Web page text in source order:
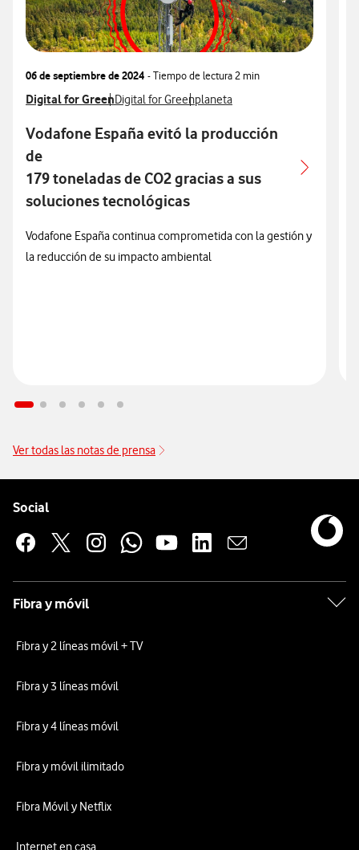
06 de septiembre de 2024 - Tiempo de lectura2 min
Ver más notas de prensa relacionados con
Digital for GreenVer más notas de prensa relacionados con
Digital for GreenVer más notas de prensa
planeta
Vodafone España evitó la producción
de
179 toneladas de CO2 gracias a sus
soluciones tecnológicas
Vodafone España continua comprometida con la gestión y
la reducción de su impacto ambiental
Ver todas las notas de prensa
Social
Fibra y móvil
Fibra y 2 líneas móvil + TV
Fibra y 3 líneas móvil
Fibra y 4 líneas móvil
Fibra y móvil ilimitado
Fibra Móvil y Netflix
Internet en casa